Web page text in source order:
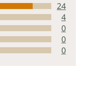
24
4
0
0
0